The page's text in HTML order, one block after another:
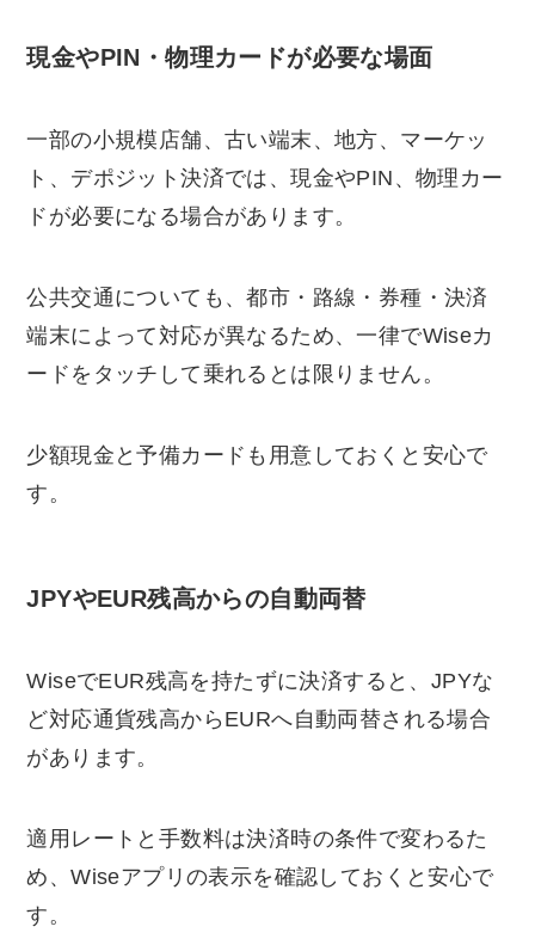
現金やPIN・物理カードが必要な場面
一部の小規模店舗、古い端末、地方、マーケッ
ト、デポジット決済では、現金やPIN、物理カー
ドが必要になる場合があります。
公共交通についても、都市・路線・券種・決済
端末によって対応が異なるため、一律でWiseカ
ードをタッチして乗れるとは限りません。
少額現金と予備カードも用意しておくと安心で
す。
JPYやEUR残高からの自動両替
WiseでEUR残高を持たずに決済すると、JPYな
ど対応通貨残高からEURへ自動両替される場合
があります。
適用レートと手数料は決済時の条件で変わるた
め、Wiseアプリの表示を確認しておくと安心で
す。